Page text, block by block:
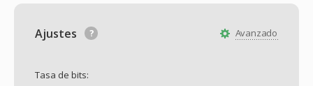
Avanzado
Ajustes
Tasa de bits: